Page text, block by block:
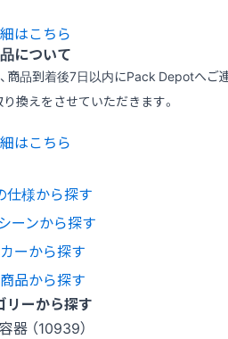
はこちら
について
商品到着後7日以内にPack Depotへご
換えをさせていただきます。
はこちら
仕様から探す
ーンから探す
ーから探す
品から探す
リーから探す
器 （10939）